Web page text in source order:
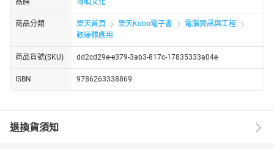
【內容簡介】
如果說3D影響與改變了商業，那麼4D所帶來的改變與影響，將會比
3D列印更加深遠且深刻。
4D列印技術在3D列印的基礎上，對製造材料直接進行程式設計，在
資料模型設計階段充分考慮了材料的觸發介質、時間等變形因素，
然後將相關數位參數預先植入列印材料中，讓其進行內部自我折
疊。在模型列印成形後，能在時間和空間雙重維度上變形、重組、
度上的變化能力，相較於傳統的3D列印，這種折疊掃描列印的能
力，可為使用者提供更大的自由度，使得最終的成品不再受限於初
品牌 博碩文化
商品分類 樂天首頁 樂天Kobo電子書
電腦資訊與工程
軟硬體應用
商品貨號(SKU) dd2cd29e-e379-3ab3-817c-17835333a04e
ISBN 9786263338869
退換貨須知